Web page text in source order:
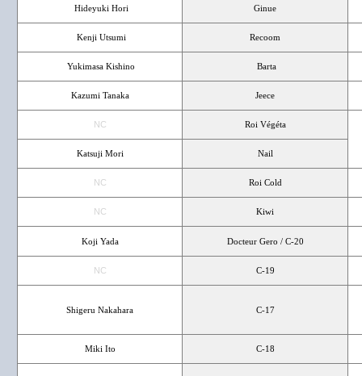
Hideyuki Hori Ginue
Kenji Utsumi Recoom
Yukimasa Kishino Barta
Kazumi Tanaka Jeece
NC Roi Végéta
Katsuji Mori Nail
NC Roi Cold
NC Kiwi
Koji Yada Docteur Gero / C-20
NC C-19
Shigeru Nakahara C-17
Miki Ito C-18